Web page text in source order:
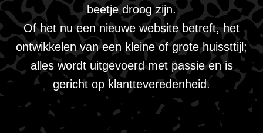
beetje droog zijn.
Of het nu een nieuwe website betreft, het
ontwikkelen van een kleine of grote huissttijl;
alles wordt uitgevoerd met passie en is
gericht op klantteveredenheid.